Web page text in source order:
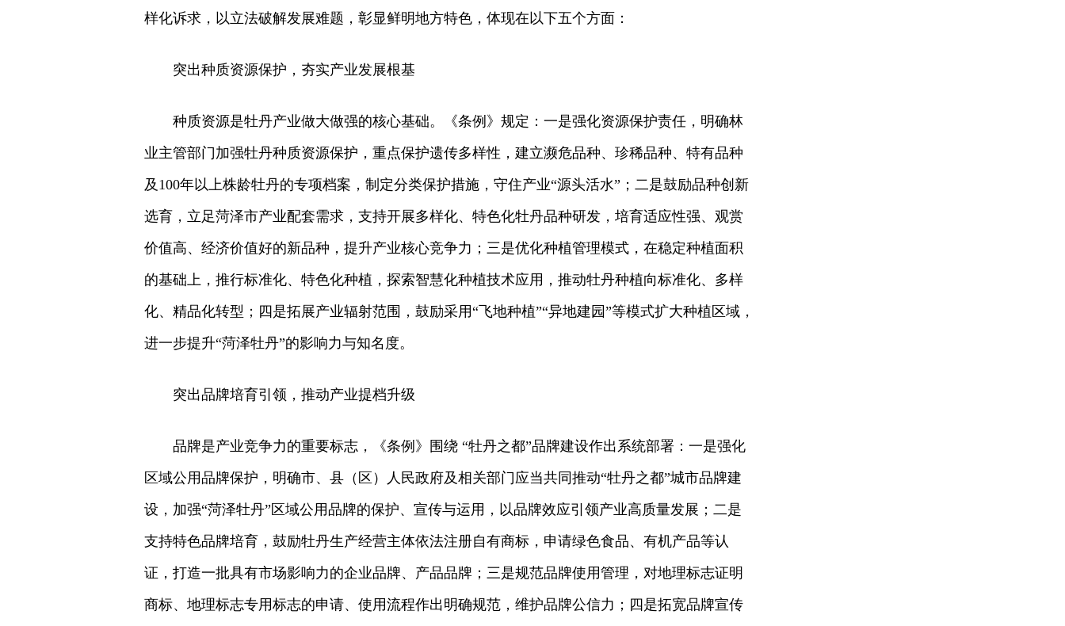
样化诉求，以立法破解发展难题，彰显鲜明地方特色，体现在以下五个方面：
突出种质资源保护，夯实产业发展根基
种质资源是牡丹产业做大做强的核心基础。《条例》规定：一是强化资源保护责任，明确林
业主管部门加强牡丹种质资源保护，重点保护遗传多样性，建立濒危品种、珍稀品种、特有品种
及100年以上株龄牡丹的专项档案，制定分类保护措施，守住产业“源头活水”；二是鼓励品种创新
选育，立足菏泽市产业配套需求，支持开展多样化、特色化牡丹品种研发，培育适应性强、观赏
价值高、经济价值好的新品种，提升产业核心竞争力；三是优化种植管理模式，在稳定种植面积
的基础上，推行标准化、特色化种植，探索智慧化种植技术应用，推动牡丹种植向标准化、多样
化、精品化转型；四是拓展产业辐射范围，鼓励采用“飞地种植”“异地建园”等模式扩大种植区域，
进一步提升“菏泽牡丹”的影响力与知名度。
突出品牌培育引领，推动产业提档升级
品牌是产业竞争力的重要标志，《条例》围绕 “牡丹之都”品牌建设作出系统部署：一是强化
区域公用品牌保护，明确市、县（区）人民政府及相关部门应当共同推动“牡丹之都”城市品牌建
设，加强“菏泽牡丹”区域公用品牌的保护、宣传与运用，以品牌效应引领产业高质量发展；二是
支持特色品牌培育，鼓励牡丹生产经营主体依法注册自有商标，申请绿色食品、有机产品等认
证，打造一批具有市场影响力的企业品牌、产品品牌；三是规范品牌使用管理，对地理标志证明
商标、地理标志专用标志的申请、使用流程作出明确规范，维护品牌公信力；四是拓宽品牌宣传